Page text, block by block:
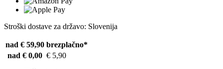
Stroški dostave za državo: Slovenija
nad € 59,90 brezplačno*
nad € 0,00 € 5,90